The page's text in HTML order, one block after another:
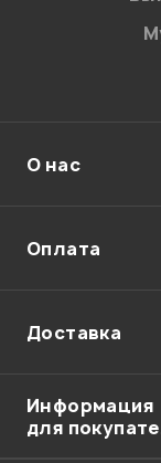
Отправить
О нас
Оплата
Доставка
Информация
для